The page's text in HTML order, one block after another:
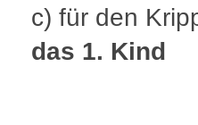
c) für den
das 1. Kind
€